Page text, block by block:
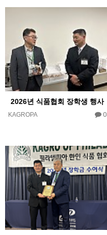
2026년 식품협회 장학생 행사
KAGROPA 0